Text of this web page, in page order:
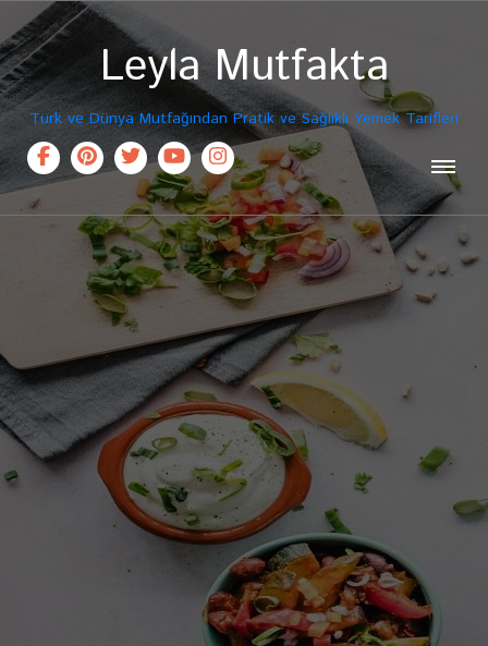
Leyla Mutfakta
Türk ve Dünya Mutfağından Pratik ve Sağlıklı Yemek Tarifleri